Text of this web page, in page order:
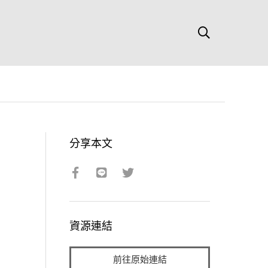
分享本文
資源連結
前往原始連結